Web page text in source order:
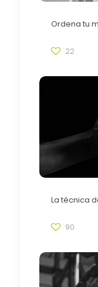
Ordena tu
22
La técnica
90